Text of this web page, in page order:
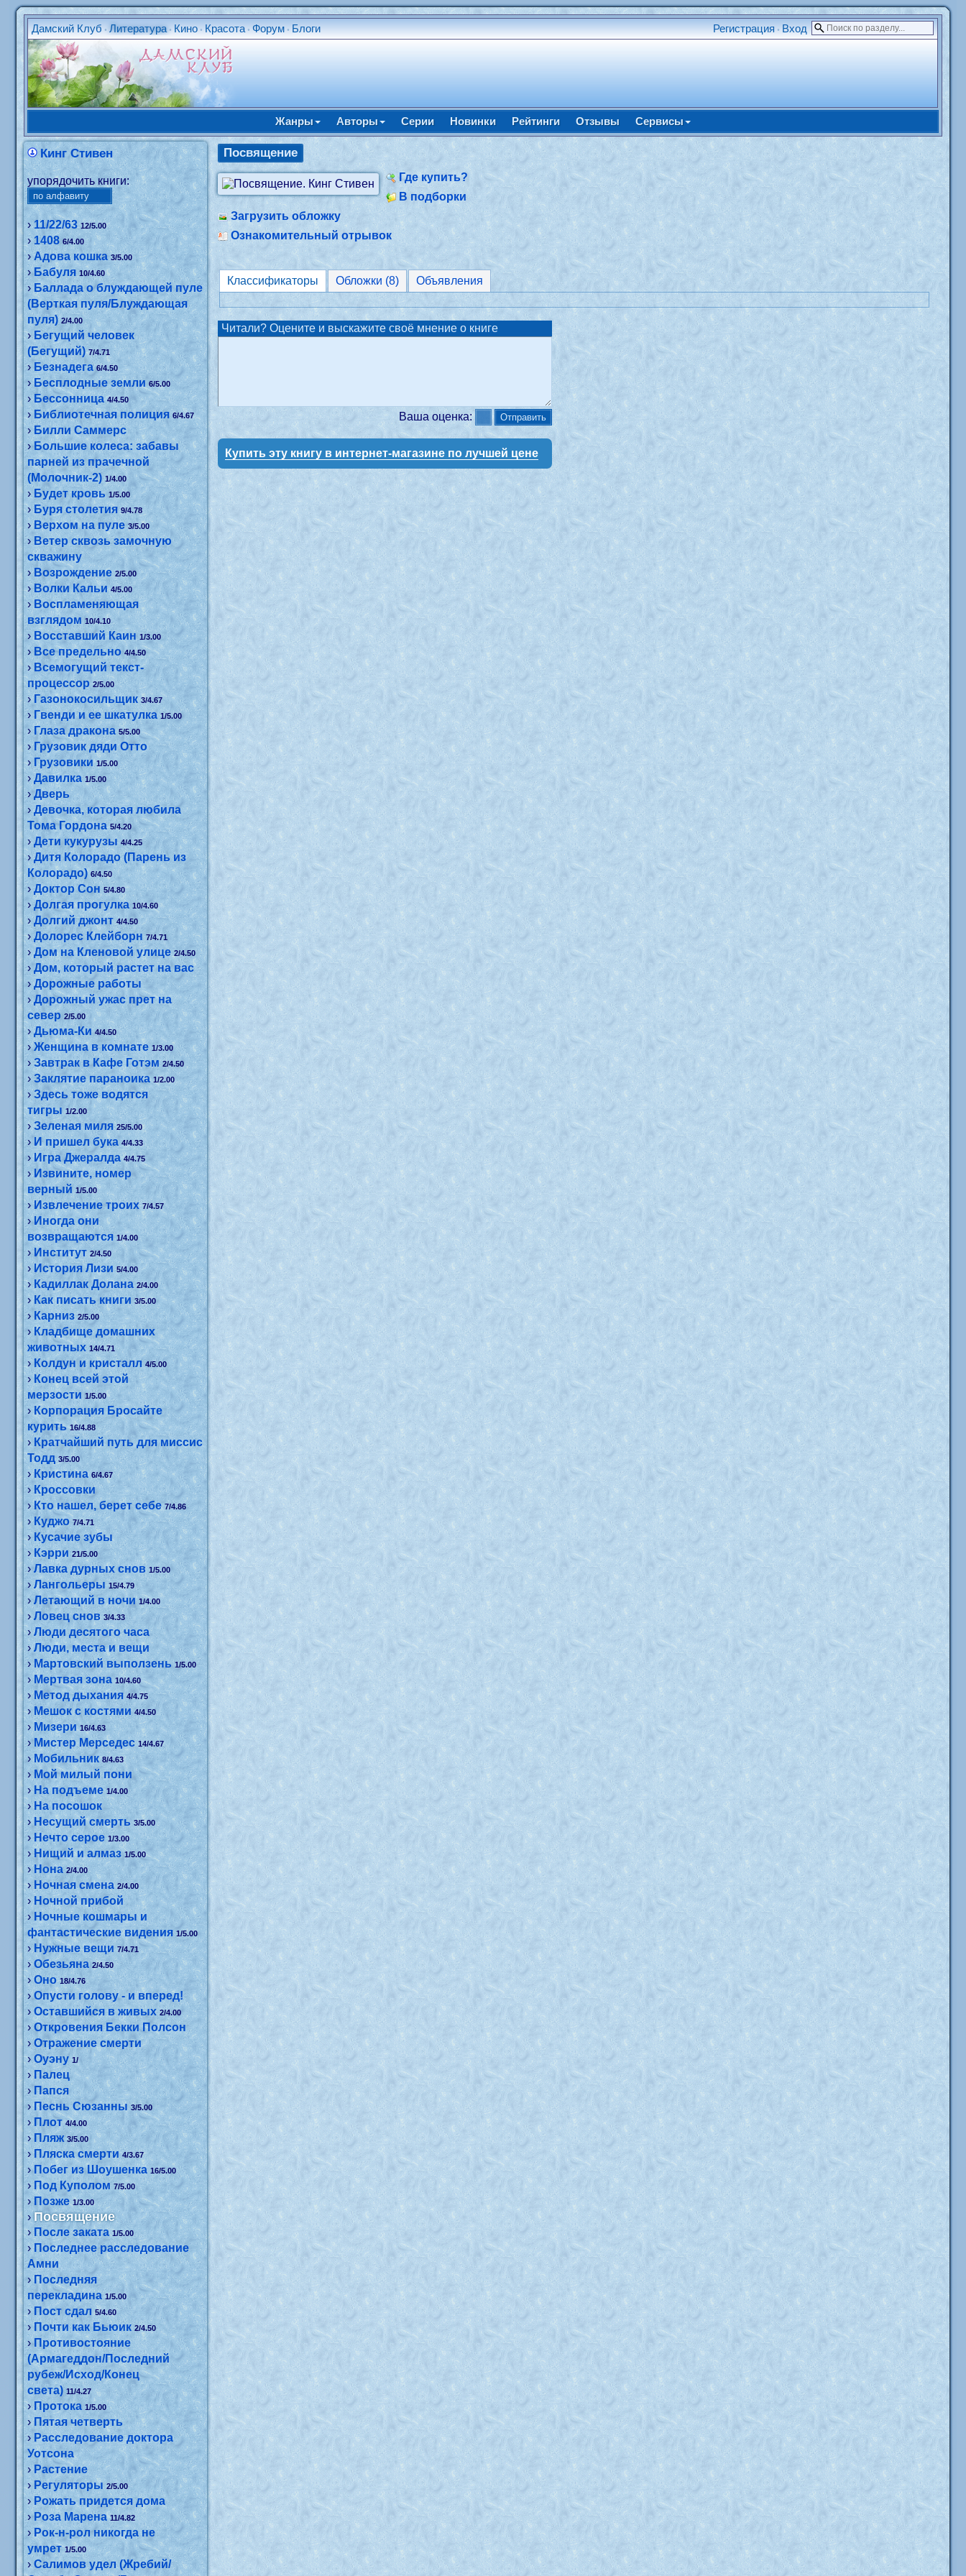
Дамский Клуб •Литература • Кино • Красота •Форум • Блоги Регистрация • Вход
Жанры Авторы Серии Новинки Рейтинги Отзывы Сервисы
Кинг Стивен
упорядочить книги:
›11/22/63 12/5.00
›1408 6/4.00
›Адова кошка 3/5.00
›Бабуля 10/4.60
› Баллада о блуждающей пуле
(Верткая пуля/Блуждающая
пуля) 2/4.00
›Бегущий человек
(Бегущий) 7/4.71
› Безнадега 6/4.50
›Бесплодные земли 6/5.00
›Бессонница 4/4.50
›Библиотечная полиция 6/4.67
›Билли Саммерс
›Большие колеса: забавы
парней из прачечной
(Молочник-2) 1/4.00
› Будет кровь 1/5.00
›Буря столетия 9/4.78
›Верхом на пуле 3/5.00
› Ветер сквозь замочную
скважину
›Возрождение 2/5.00
› Волки Кальи 4/5.00
›Воспламеняющая
взглядом 10/4.10
›Восставший Каин 1/3.00
›Все предельно 4/4.50
›Всемогущий текст-
процессор 2/5.00
›Газонокосильщик 3/4.67
› Гвенди и ее шкатулка 1/5.00
›Глаза дракона 5/5.00
›Грузовик дяди Отто
›Грузовики 1/5.00
›Давилка 1/5.00
›Дверь
›Девочка, которая любила
Тома Гордона 5/4.20
›Дети кукурузы 4/4.25
›Дитя Колорадо (Парень из
Колорадо) 6/4.50
›Доктор Сон 5/4.80
›Долгая прогулка 10/4.60
›Долгий джонт 4/4.50
›Долорес Клейборн 7/4.71
›Дом на Кленовой улице 2/4.50
›Дом, который растет на вас
›Дорожные работы
›Дорожный ужас прет на
север 2/5.00
›Дьюма-Ки 4/4.50
›Женщина в комнате 1/3.00
›Завтрак в Кафе Готэм 2/4.50
›Заклятие параноика 1/2.00
›Здесь тоже водятся
тигры 1/2.00
›Зеленая миля 25/5.00
› И пришел бука 4/4.33
›Игра Джералда 4/4.75
›Извините, номер
верный 1/5.00
›Извлечение троих 7/4.57
›Иногда они
возвращаются 1/4.00
›Институт 2/4.50
› История Лизи 5/4.00
›Кадиллак Долана 2/4.00
›Как писать книги 3/5.00
› Карниз 2/5.00
›Кладбище домашних
животных 14/4.71
›Колдун и кристалл 4/5.00
›Конец всей этой
мерзости 1/5.00
›Корпорация Бросайте
курить 16/4.88
› Кратчайший путь для миссис
Тодд 3/5.00
›Кристина 6/4.67
› Кроссовки
›Кто нашел, берет себе 7/4.86
›Куджо 7/4.71
› Кусачие зубы
›Кэрри 21/5.00
›Лавка дурных снов 1/5.00
›Лангольеры 15/4.79
›Летающий в ночи 1/4.00
›Ловец снов 3/4.33
›Люди десятого часа
›Люди, места и вещи
› Мартовский выползень 1/5.00
›Мертвая зона 10/4.60
›Метод дыхания 4/4.75
›Мешок с костями 4/4.50
›Мизери 16/4.63
› Мистер Мерседес 14/4.67
›Мобильник 8/4.63
› Мой милый пони
›На подъеме 1/4.00
›На посошок
› Несущий смерть 3/5.00
›Нечто серое 1/3.00
›Нищий и алмаз 1/5.00
›Нона 2/4.00
›Ночная смена 2/4.00
›Ночной прибой
› Ночные кошмары и
фантастические видения 1/5.00
› Нужные вещи 7/4.71
›Обезьяна 2/4.50
›Оно 18/4.76
›Опусти голову - и вперед!
›Оставшийся в живых 2/4.00
›Откровения Бекки Полсон
›Отражение смерти
›Оуэну 1/
›Палец
› Папся
›Песнь Сюзанны 3/5.00
›Плот 4/4.00
›Пляж 3/5.00
›Пляска смерти 4/3.67
›Побег из Шоушенка 16/5.00
› Под Куполом 7/5.00
›Позже 1/3.00
› Посвящение
›После заката 1/5.00
›Последнее расследование
Амни
›Последняя
перекладина 1/5.00
›Пост сдал 5/4.60
›Почти как Бьюик 2/4.50
›Противостояние
(Армагеддон/Последний
рубеж/Исход/Конец
света) 11/4.27
›Протока 1/5.00
›Пятая четверть
› Расследование доктора
Уотсона
›Растение
› Регуляторы 2/5.00
›Рожать придется дома
› Роза Марена 11/4.82
›Рок-н-рол никогда не
умрет 1/5.00
›Салимов удел (Жребий/
Посвящение
Где купить?
В подборки
Загрузить обложку
Ознакомительный отрывок
Классификаторы Обложки (8) Объявления
Читали? Оцените и выскажите своё мнение о книге
Ваша оценка:
Купить эту книгу в интернет-магазине по лучшей цене